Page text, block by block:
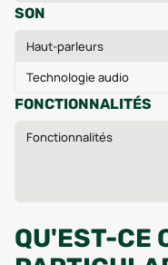
SON
Haut-parleurs
Technologie audio
FONCTIONNALITÉS
Fonctionnalités
QU'EST-CE